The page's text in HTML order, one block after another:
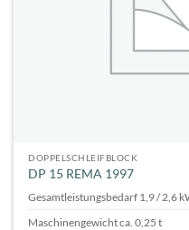
DOPPELSCHLEIFBLOCK
DP 15 REMA 1997
Gesamtleistungsbedarf 1,9 / 2,6
Maschinengewicht ca. 0,25 t